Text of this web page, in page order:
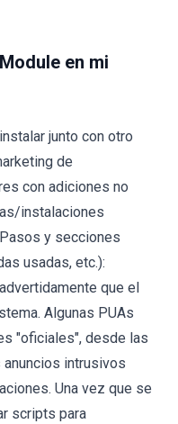
en mi
junto con otro
de
con adiciones no
instalaciones
y secciones
usadas, etc.):
que el
Algunas PUAs
"oficiales", desde las
intrusivos
Una vez que se
scripts para